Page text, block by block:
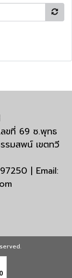
ขที่ 69 ซ.พุทธ
รมสพน์ เขตทวี
| Email: